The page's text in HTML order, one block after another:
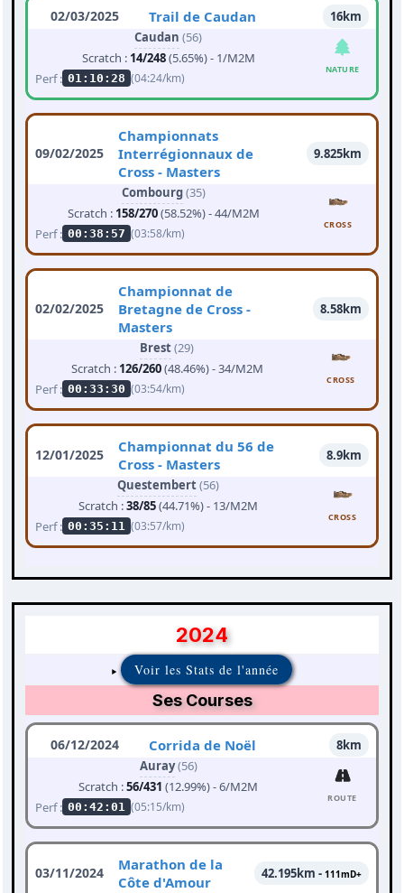
02/03/2025 Trail de Caudan
16km
Caudan (56)
Scratch : 14/248(5.65%) - 1/M2M
Perf : 01:10:28 (04:24/km)
NATURE
09/02/2025
Championnats
Interrégionnaux de
Cross - Masters
9.825km
Combourg(35)
Scratch : 158/270(58.52%) - 44/M2M
Perf : 00:38:57 (03:58/km)
CROSS
02/02/2025
Championnat de
Bretagne de Cross -
Masters
8.58km
Brest(29)
Scratch : 126/260(48.46%) - 34/M2M
Perf : 00:33:30 (03:54/km)
CROSS
12/01/2025
Championnat du 56 de
Cross - Masters
8.9km
Questembert(56)
Scratch :38/85(44.71%) - 13/M2M
Perf : 00:35:11 (03:57/km)
CROSS
2024
Voir les Stats de l'année
Ses Courses
06/12/2024 Corrida de Noël
8km
Auray(56)
Scratch :56/431 (12.99%) - 6/M2M
Perf : 00:42:01 (05:15/km)
ROUTE
03/11/2024
Marathon de la
Côte d'Amour
42.195km - 111mD+